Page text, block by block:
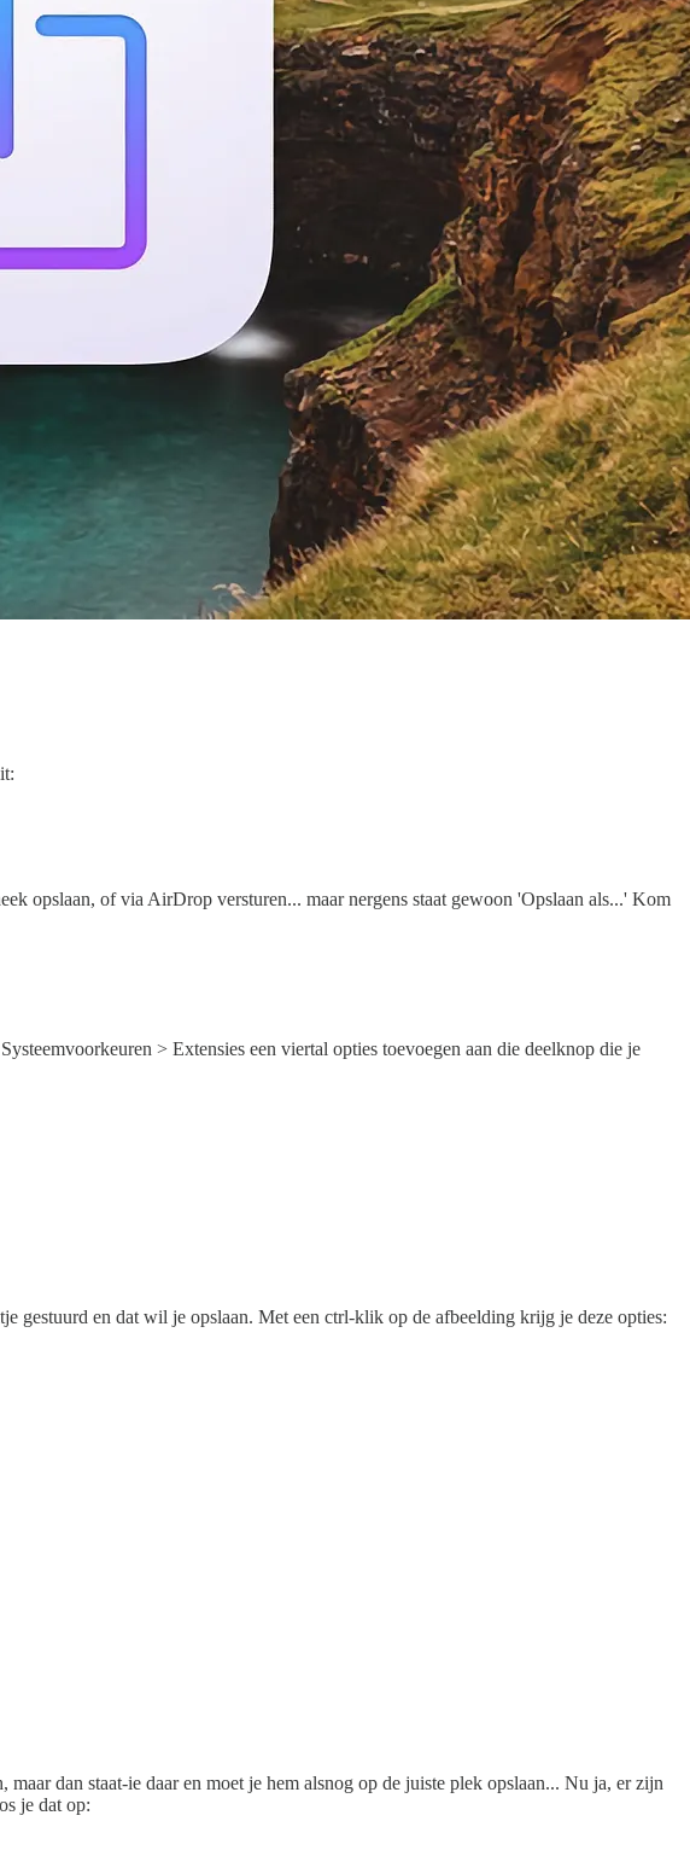
opslaan, of via AirDrop versturen... maar nergens staat gewoon 'Opslaan als...' Kom
> Extensies een viertal opties toevoegen aan die deelknop die je
gestuurd en dat wil je opslaan. Met een ctrl-klik op de afbeelding krijg je deze opties:
dan staat-ie daar en moet je hem alsnog op de juiste plek opslaan... Nu ja, er zijn
je dat op: